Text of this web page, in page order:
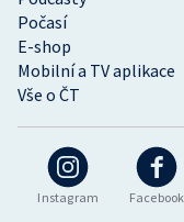
Instagram Facebook
Počasí
E-shop
Mobilní a TV aplikace
Vše o ČT